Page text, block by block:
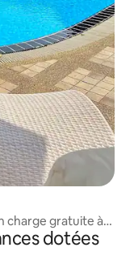
charge gratuite à
dotées